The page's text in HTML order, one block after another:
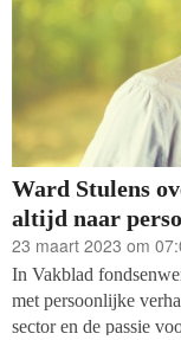
Ward Stulens
altijd naar
23 maart 2023 om
In Vakblad
met persoonlijke
sector en de passie